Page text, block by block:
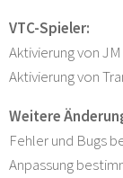
VTC-Spieler:
Aktivierung von
Aktivierung von
Weitere
Fehler und Bugs
Anpassung